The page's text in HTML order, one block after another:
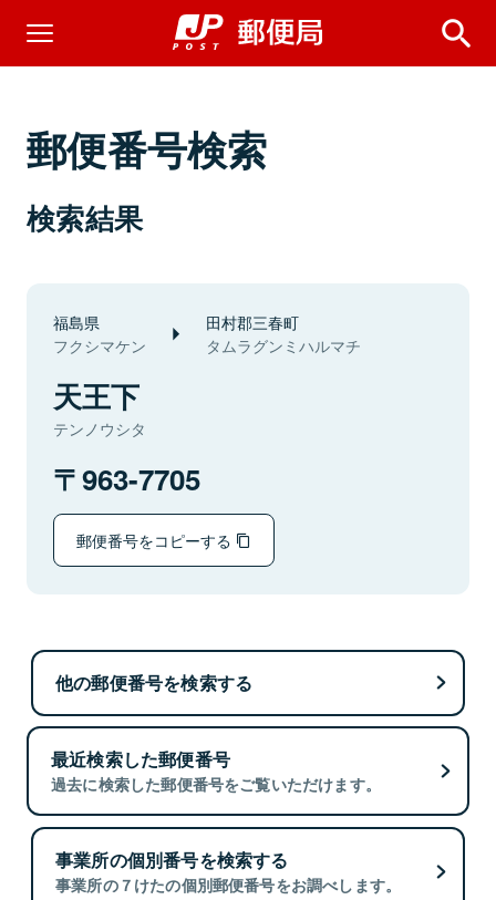
郵便番号検索
検索結果
福島県
フクシマケン
田村郡三春町
タムラグンミハルマチ
天王下
テンノウシタ
963-7705
郵便番号をコピーする
他の郵便番号を検索する
最近検索した郵便番号
過去に検索した郵便番号をご覧いただけます。
事業所の個別番号を検索する
事業所の７けたの個別郵便番号をお調べします。